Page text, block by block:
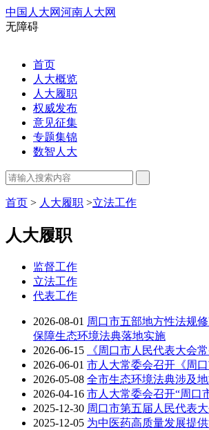
中国人大网河南人大网
无障碍
首页
人大概览
人大履职
权威发布
意见征集
专题集锦
数智人大
首页 > 人大履职 >立法工作
人大履职
监督工作
立法工作
代表工作
2026-08-01 周口市五部地方性法规
保障生态环境法典落地实施
2026-06-15
《周口市人民代表大会
2026-06-01 市人大常委会召开《周
2026-05-08 全市生态环境法典涉及
2026-04-16 市人大常委会召开“周口
2025-12-30 周口市第五届人民代表
2025-12-05 为中医药高质量发展提